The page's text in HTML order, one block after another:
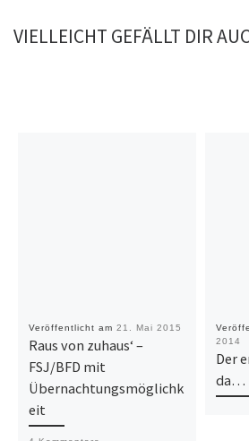
VIELLEICHT GEFÄLLT DIR
Veröffentlicht am 21. Mai 2015
Raus von zuhaus‘ –
FSJ/BFD mit
Übernachtungsmöglichk
eit
2014
Der
da…